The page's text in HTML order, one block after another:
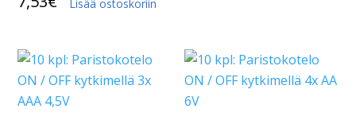
Lisää ostoskoriin